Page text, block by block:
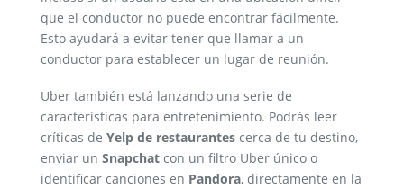
que el conductor no puede encontrar fácilmente.
Esto ayudará a evitar tener que llamar a un
conductor para establecer un lugar de reunión.
Uber también está lanzando una serie de
características para entretenimiento. Podrás leer
críticas de Yelp de restaurantes cerca de tu destino,
enviar un Snapchat con un filtro Uber único o
identificar canciones en Pandora, directamente en la